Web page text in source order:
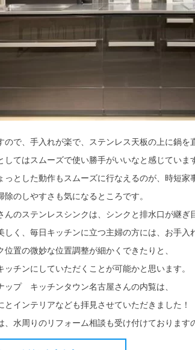
ので、手入れが楽で、ステンレス天板の上に鍋を
してはスムーズで使い勝手がいいなと感じていま
っとした動作もスムーズに行なえるのが、時短家
除のしやすさも気になるところです。
んのステンレスシンクは、シンクと排水口が継ぎ
しく、毎日キッチンに立つ主婦の方には、お手入
位置の微妙な位置調整が細かくできたりと、
ッチンにしていただくことが可能かと思います。
ップ キッチンタウン名古屋さんの内覧は、
とインテリアなども拝見させていただきました！
、水周りのリフォーム相談も受け付けております